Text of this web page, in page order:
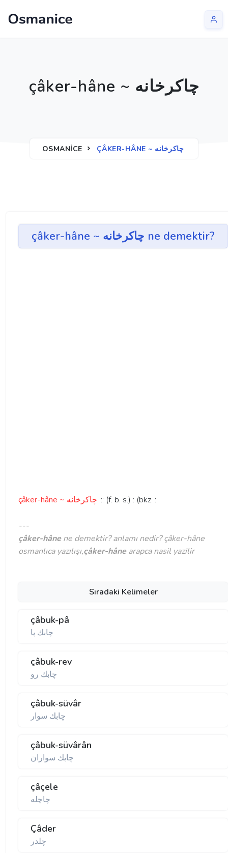
çâker-hâne ~ چاكرخانه
OSMANICE ÇÂKER-HÂNE ~ چاكرخانه
çâker-hâne ~ چاكرخانه ne demektir?
çâker-hâne ~ چاكرخانه ::: (f. b. s.) : (bkz. :
---
çâker-hânene demektir? anlamı nedir? çâker-hâne
osmanlıca yazılışı,çâker-hânearapca nasil yazilir
Sıradaki Kelimeler
çâbuk-pâ
چابك پا
çâbuk-rev
چابك رو
çâbuk-süvâr
چابك سوار
çâbuk-süvârân
چابك سواران
çâçele
چاچله
Çâder
چلدر